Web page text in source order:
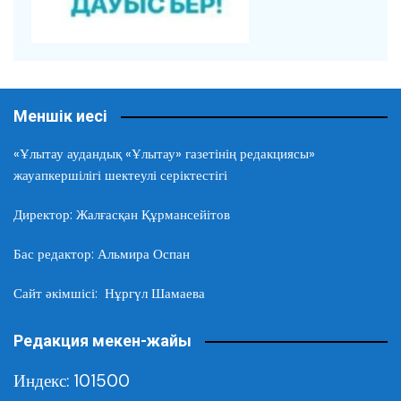
Меншік иесі
«Ұлытау аудандық «Ұлытау» газетінің редакциясы»
жауапкершілігі шектеулі серіктестігі
Директор: Жалғасқан Құрмансейітов
Бас редактор: Альмира Оспан
Сайт әкімшісі: Нұргүл Шамаева
Редакция мекен-жайы
Индекс: 101500